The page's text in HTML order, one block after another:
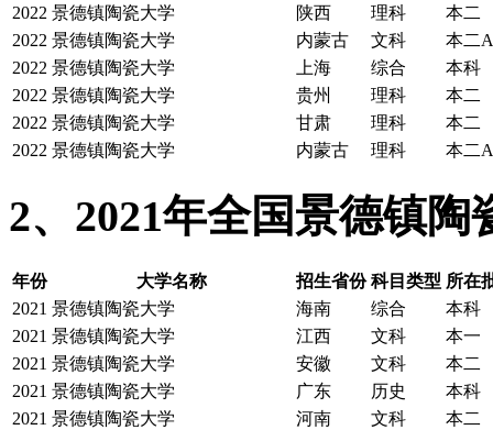
2022 景德镇陶瓷大学 陕西 理科
本二
2022 景德镇陶瓷大学 内蒙古 文科
本二A
2022 景德镇陶瓷大学 上海 综合
本科
2022 景德镇陶瓷大学 贵州 理科
本二
2022 景德镇陶瓷大学 甘肃 理科
本二
2022 景德镇陶瓷大学 内蒙古 理科 本二A
2、2021年全国景德镇
年份 大学名称 招生省份 科目类型 所在
2021 景德镇陶瓷大学 海南 综合
本科
2021 景德镇陶瓷大学 江西 文科
本一
2021 景德镇陶瓷大学 安徽 文科
本二
2021 景德镇陶瓷大学 广东 历史
本科
2021 景德镇陶瓷大学 河南 文科
本二